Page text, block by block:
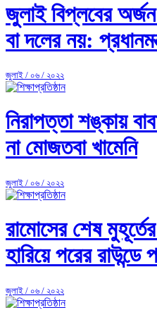
জুলাই বিপ্লবের
বা দলের নয়:
জুলাই / ০৬ / ২০২২
নিরাপত্তা শঙ্কায়
না মোজতবা খামেনি
জুলাই / ০৬ / ২০২২
রামোসের শেষ
হারিয়ে পরের রাউন্ডে
জুলাই / ০৬ / ২০২২